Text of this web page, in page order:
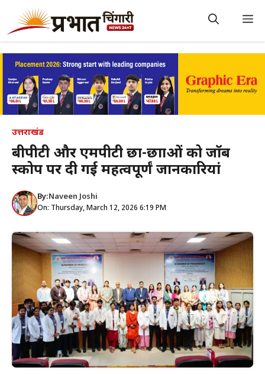
content
उत्तराखंड
बीपीटी और एमपीटी छात्र-छात्राओं को जाॅब
स्कोप पर दी गई महत्वपूर्णं जानकारियां
By:Naveen Joshi
On: Thursday, March 12, 2026 6:19 PM